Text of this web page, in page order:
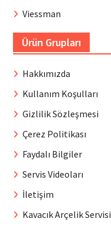
Viessman
Ürün Grupları
Hakkımızda
Kullanım Koşulları
Gizlilik Sözleşmesi
Çerez Politikası
Faydalı Bilgiler
Servis Videoları
İletişim
Kavacık Arçelik Servisi